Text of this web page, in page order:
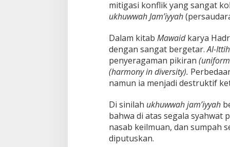
mitigasi konflik yang sangat
ukhuwwah Jam’iyyah
Dalam kitab Mawaidkarya
dengan sangat bergetar.Al-
penyeragaman pikiran
(harmony in diversity).
namun ia menjadi destruktif
Di sinilah ukhuwwah jam’iyyah
bahwa di atas segala syahwat
nasab keilmuan, dan sumpah
diputuskan.